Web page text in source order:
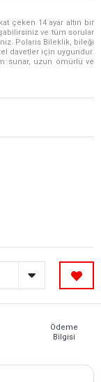
çeken 14 ayar altın bir
ve tüm sorular
Polaris Bileklik, bileği
davetler için uygundur.
sunar, uzun ömürlü ve
Ödeme
Bilgisi